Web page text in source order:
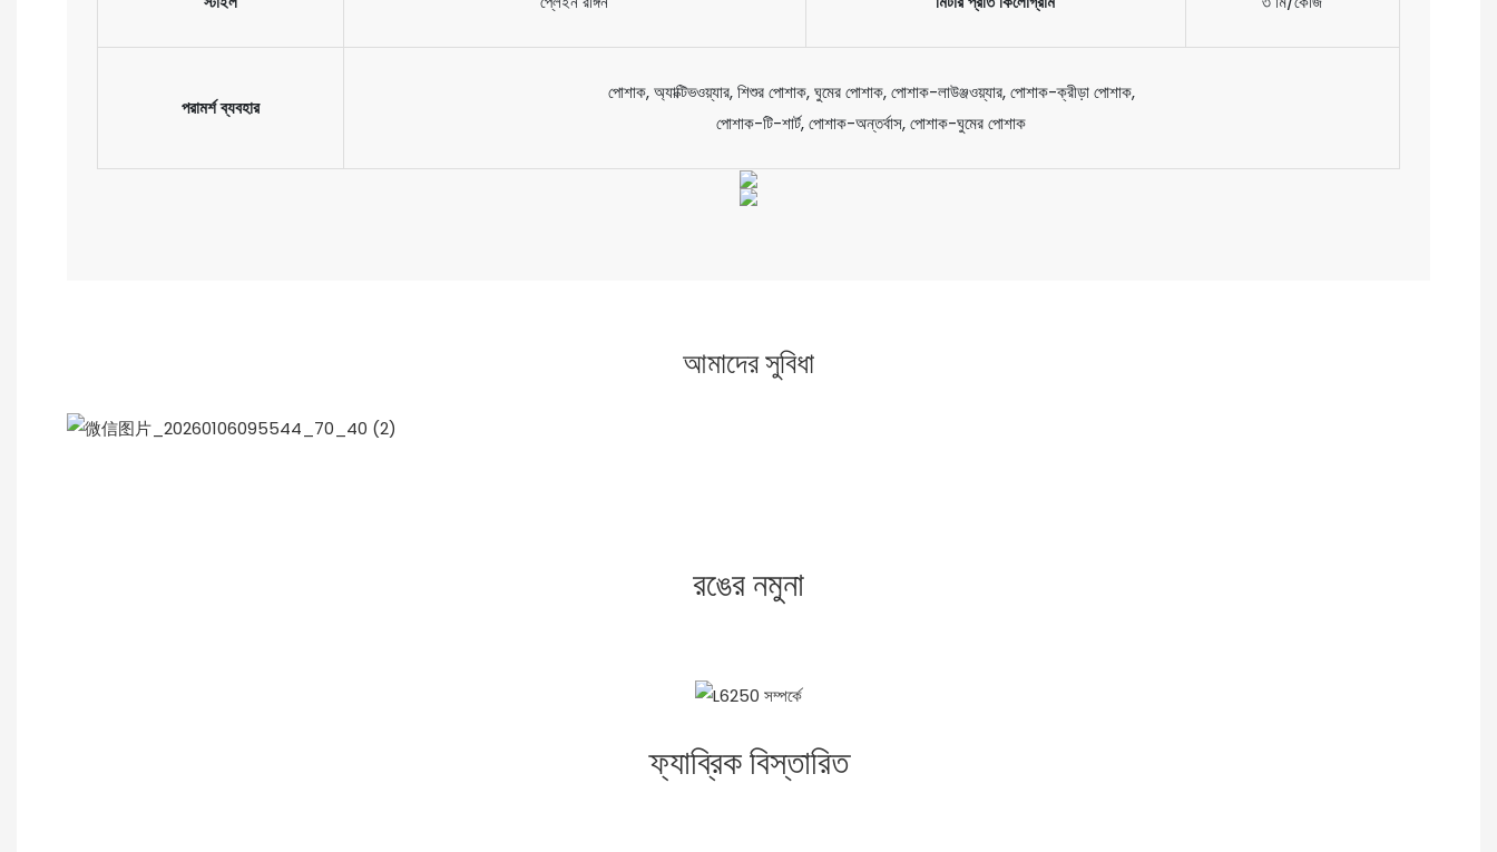
পরামর্শ ব্যবহার
পোশাক, অ্যাক্টিভওয়্যার, শিশুর পোশাক, ঘুমের পোশাক, পোশাক-লাউঞ্জওয়্যার, পোশাক-ক্রীড়া পোশাক,
পোশাক-টি-শার্ট, পোশাক-অন্তর্বাস, পোশাক-ঘুমের পোশাক
আমাদের সুবিধা
রঙের নমুনা
ফ্যাব্রিক বিস্তারিত